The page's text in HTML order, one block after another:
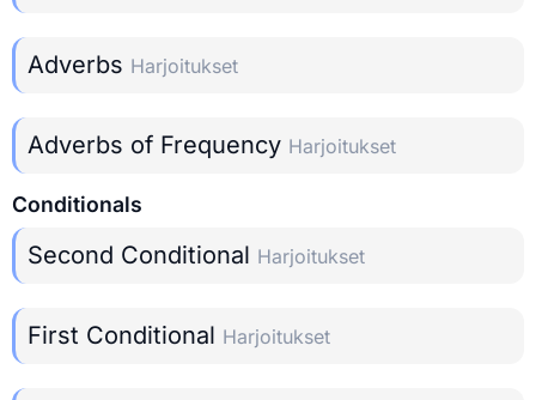
Adverbs Harjoitukset
Adverbs of Frequency Harjoitukset
Conditionals
Second Conditional Harjoitukset
First Conditional Harjoitukset